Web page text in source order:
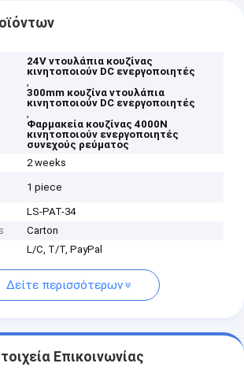
24V ντουλάπια κουζίνας
κινητοποιούν DC ενεργοποιητές
,
300mm κουζίνα ντουλάπια
κινητοποιούν DC ενεργοποιητές
,
Φαρμακεία κουζίνας 4000N
κινητοποιούν ενεργοποιητές
συνεχούς ρεύματος
2 weeks
1 piece
LS-PAT-34
Carton
L/C, T/T, PayPal
Δείτε περισσότερων
Επικοινωνίας